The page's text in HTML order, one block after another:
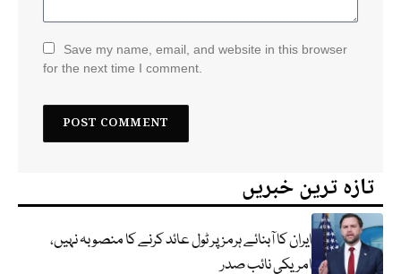
Save my name, email, and website in this browser
for the next time I comment.
تازہ ترین خبریں
ایران کا آبنائے ہرمز پر ٹول عائد کرنے کا منصوبہ نہیں،
امریکی نائب صدر